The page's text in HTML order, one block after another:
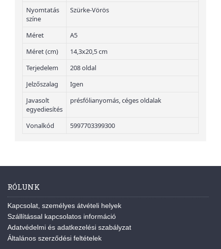
Nyomtatás
színe
Szürke-Vörös
Méret
A5
Méret (cm)
14,3x20,5 cm
Terjedelem
208 oldal
Jelzőszalag
Igen
Javasolt
egyediesítés
présfólianyomás, céges oldalak
Vonalkód 5997703399300
RÓLUNK
Kapcsolat, személyes átvételi helyek
Szállítással kapcsolatos információ
Adatvédelmi és adatkezelési szabályzat
Általános szerződési feltételek